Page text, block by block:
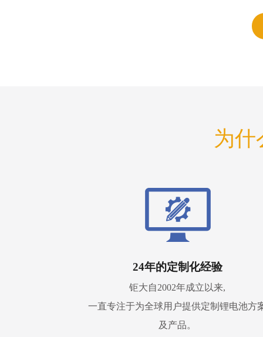
为什
24年的定制化经验
钜大自2002年成立以来,
一直专注于为全球用户提供定制锂电池方
及产品。